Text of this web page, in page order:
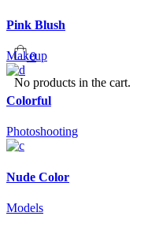
0
No products in the cart.
Pink Blush
Makeup
Colorful
Photoshooting
Nude Color
Models